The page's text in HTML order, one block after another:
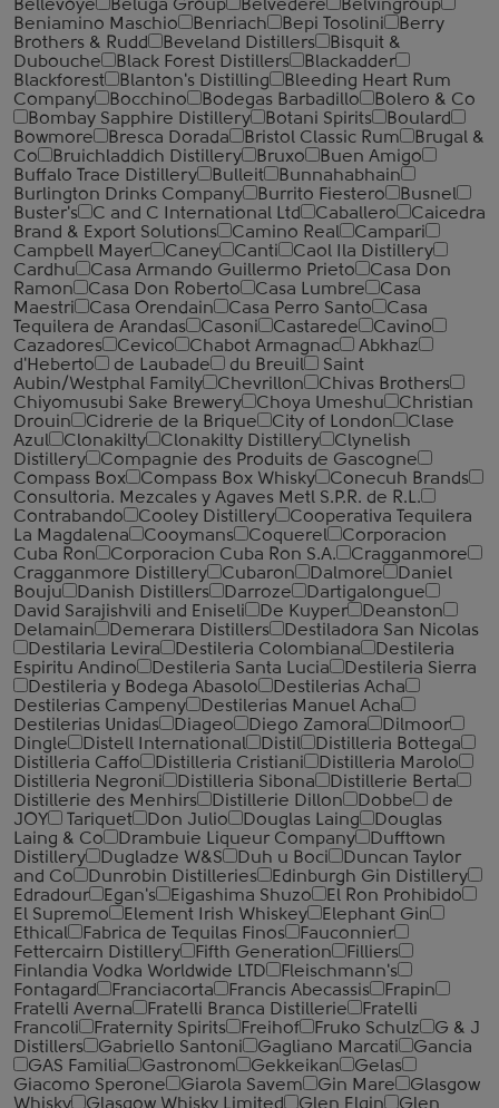
Bellevoye
Beluga Group Belvedere
Belvingroup
Beniamino Maschio
Benriach Bepi Tosolini
Berry
Brothers & Rudd
Beveland Distillers
Bisquit &
Dubouche
Black Forest Distillers
Blackadder
Blackforest
Blanton's Distilling
Bleeding Heart Rum
Company
Bocchino Bodegas Barbadillo
Bolero & Co
Bombay Sapphire Distillery
Botani Spirits
Boulard
Bowmore
Bresca Dorada Bristol Classic Rum
Brugal &
Co
Bruichladdich Distillery Bruxo
Buen Amigo
Buffalo Trace Distillery
Bulleit
Bunnahabhain
Burlington Drinks Company
Burrito Fiestero
Busnel
Buster's
C and C International Ltd Caballero
Caicedra
Brand & Export Solutions
Camino Real
Campari
Campbell Mayer
Caney Canti
Caol Ila Distillery
Cardhu
Casa Armando Guillermo Prieto
Casa Don
Ramon
Casa Don Roberto Casa Lumbre
Casa
Maestri
Casa Orendain Casa Perro Santo
Casa
Tequilera de Arandas
Casoni Castarede
Cavino
Cazadores
Cevico Chabot Armagnac
Abkhaz
d'Heberto
de Laubade du Breuil
Saint
Aubin/Westphal Family
Chevrillon
Chivas Brothers
Chiyomusubi Sake Brewery
Choya Umeshu
Christian
Drouin
Cidrerie de la Brique City of London
Clase
Azul
Clonakilty Clonakilty Distillery
Clynelish
Distillery
Compagnie des Produits de Gascogne
Compass Box
Compass Box Whisky
Conecuh Brands
Consultoria. Mezcales y Agaves Metl S.P.R. de R.L.
Contrabando
Cooley Distillery
Cooperativa Tequilera
La Magdalena
Cooymans Coquerel
Corporacion
Cuba Ron
Corporacion Cuba Ron S.A.
Cragganmore
Cragganmore Distillery
Cubaron Dalmore
Daniel
Bouju
Danish Distillers Darroze
Dartigalongue
David Sarajishvili and Eniseli
De Kuyper
Deanston
Delamain
Demerara Distillers
Destiladora San Nicolas
Destilaria Levira
Destileria Colombiana
Destileria
Espiritu Andino
Destileria Santa Lucia
Destileria Sierra
Destileria y Bodega Abasolo
Destilerias Acha
Destilerias Campeny
Destilerias Manuel Acha
Destilerias Unidas
Diageo Diego Zamora
Dilmoor
Dingle
Distell International Distil
Distilleria Bottega
Distilleria Caffo
Distilleria Cristiani
Distilleria Marolo
Distilleria Negroni
Distilleria Sibona
Distillerie Berta
Distillerie des Menhirs
Distillerie Dillon Dobbe
de
JOY
Tariquet Don Julio Douglas Laing
Douglas
Laing & Co
Drambuie Liqueur Company
Dufftown
Distillery
Dugladze W&S Duh u Boci
Duncan Taylor
and Co
Dunrobin Distilleries
Edinburgh Gin Distillery
Edradour
Egan's Eigashima Shuzo
El Ron Prohibido
El Supremo
Element Irish Whiskey
Elephant Gin
Ethical
Fabrica de Tequilas Finos
Fauconnier
Fettercairn Distillery
Fifth Generation
Filliers
Finlandia Vodka Worldwide LTD
Fleischmann's
Fontagard
Franciacorta Francis Abecassis
Frapin
Fratelli Averna
Fratelli Branca Distillerie
Fratelli
‎Francoli
Fraternity Spirits Freihof Fruko Schulz
G & J
Distillers
Gabriello Santoni Gagliano Marcati
Gancia
GAS Familia
Gastronom Gekkeikan
Gelas
Giacomo Sperone
Giarola Savem Gin Mare
Glasgow